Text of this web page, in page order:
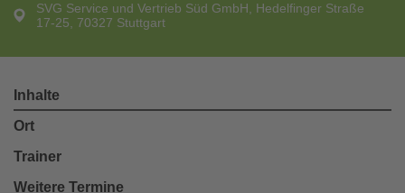
SVG Service und Vertrieb Süd GmbH, Hedelfinger Straße
17-25, 70327 Stuttgart
Inhalte
Ort
Trainer
Weitere Termine